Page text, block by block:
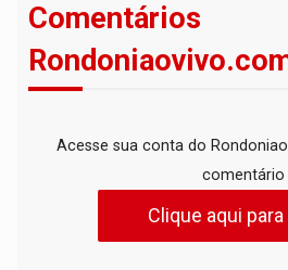
Comentários
Acesse sua conta do
comentário
Clique aqui